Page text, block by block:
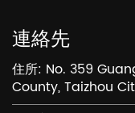
連絡先
住所: No. 359
County, Taizhou